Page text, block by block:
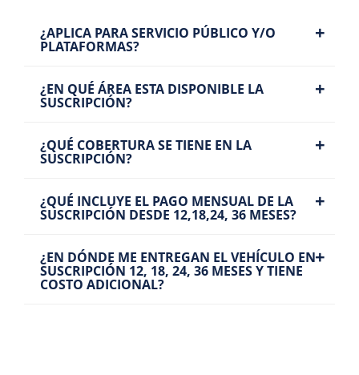
¿APLICA PARA SERVICIO PÚBLICO Y/O
PLATAFORMAS?
+
¿EN QUÉ ÁREA ESTA DISPONIBLE LA
SUSCRIPCIÓN?
+
¿QUÉ COBERTURA SE TIENE EN LA
SUSCRIPCIÓN?
+
¿QUÉ INCLUYE EL PAGO MENSUAL DE LA
SUSCRIPCIÓN DESDE 12,18,24, 36 MESES?
+
¿EN DÓNDE ME ENTREGAN EL VEHÍCULO EN
SUSCRIPCIÓN 12, 18, 24, 36 MESES Y TIENE
COSTO ADICIONAL?
+